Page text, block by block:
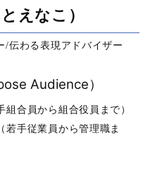
えなこ）
/伝わる表現アドバイザー
Audience）
合員から組合役員まで）
手従業員から管理職ま